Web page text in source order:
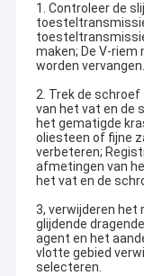
1. Controleer de
maken; De V-
worden vervangen.
2. Trek de
van het vat en de
het gematigde
oliesteen of fijne
verbeteren;
afmetingen van
het vat en de
3, verwijderen
glijdende
agent en het
vlotte gebied
selecteren.